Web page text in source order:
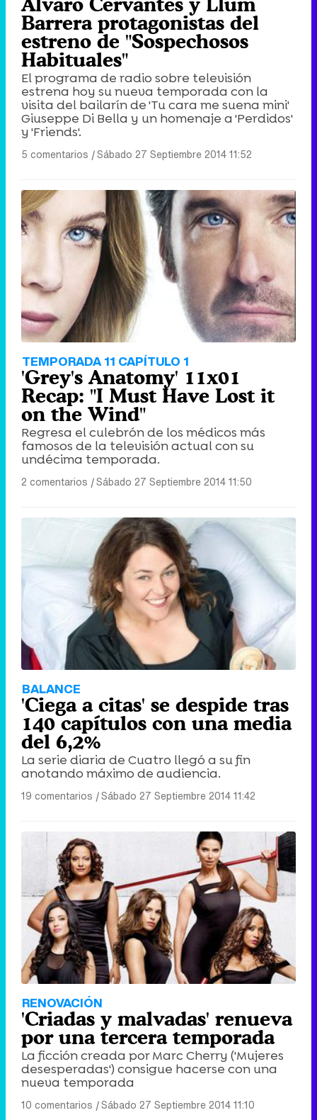
Barrera protagonistas del
estreno de "Sospechosos
Habituales"
El programa de radio sobre televisión
estrena hoy su nueva temporada con la
visita del bailarín de 'Tu cara me suena mini'
Giuseppe Di Bella y un homenaje a 'Perdidos'
y 'Friends'.
5 comentarios |Sábado 27 Septiembre 2014 11:52
TEMPORADA 11 CAPÍTULO 1
'Grey's Anatomy' 11x01
Recap: "I Must Have Lost it
on the Wind"
Regresa el culebrón de los médicos más
famosos de la televisión actual con su
undécima temporada.
2 comentarios |Sábado 27 Septiembre 2014 11:50
BALANCE
'Ciega a citas' se despide tras
140 capítulos con una media
del 6,2%
La serie diaria de Cuatro llegó a su fin
anotando máximo de audiencia.
19 comentarios |Sábado 27 Septiembre 2014 11:42
RENOVACIÓN
'Criadas y malvadas' renueva
por una tercera temporada
La ficción creada por Marc Cherry ('Mujeres
desesperadas') consigue hacerse con una
nueva temporada
10 comentarios |Sábado 27 Septiembre 2014 11:10